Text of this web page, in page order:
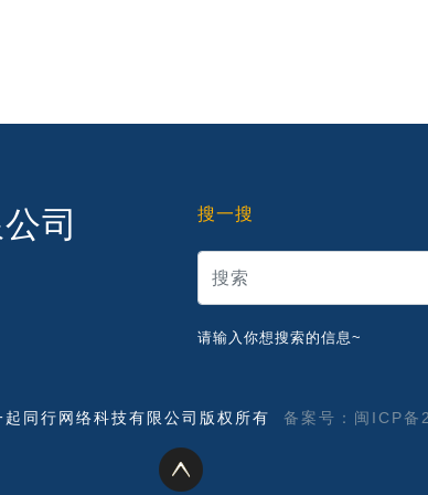
司 搜一搜
请输入你想搜索的信息~
同行网络科技有限公司版权所有 备案号：闽ICP